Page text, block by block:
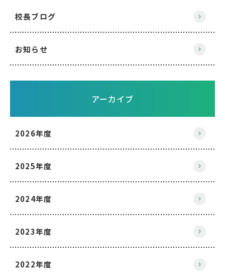
校長ブログ
お知らせ
アーカイブ
2026年度
2025年度
2024年度
2023年度
2022年度